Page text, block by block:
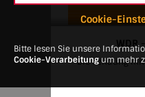
Cookie-
Bitte lesen Sie unsere
Cookie-Verarbeitung um mehr
WDR
Die Sendung mit